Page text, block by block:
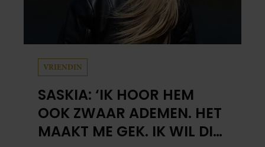
VRIENDIN
SASKIA: ‘IK HOOR HEM
OOK ZWAAR ADEMEN. HET
MAAKT ME GEK. IK WIL DIE